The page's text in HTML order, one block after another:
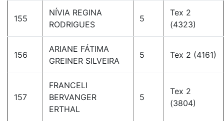
155
NÍVIA REGINA
RODRIGUES
5
Tex 2
(4323)
156
ARIANE FÁTIMA
GREINER SILVEIRA
5 Tex 2 (4161)
157
FRANCELI
BERVANGER
ERTHAL
5
Tex 2
(3804)